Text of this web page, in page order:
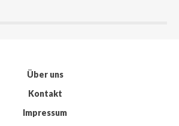
Über uns
Kontakt
Impressum